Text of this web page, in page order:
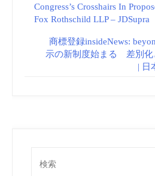
Congress’s Crosshairs In
Fox Rothschild LLP – JDSupra
商標登録insideNews:
示の新制度始まる 差別化
| 日